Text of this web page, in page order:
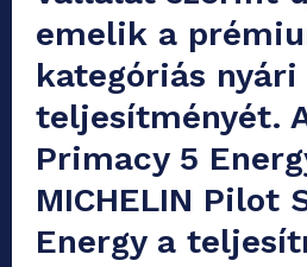
emelik a
kategóriás
teljesítményét.
Primacy 5
MICHELIN Pilot
Energy a